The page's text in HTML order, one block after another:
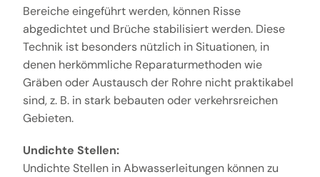
Bereiche eingeführt werden, können Risse
abgedichtet und Brüche stabilisiert werden. Diese
Technik ist besonders nützlich in Situationen, in
denen herkömmliche Reparaturmethoden wie
Gräben oder Austausch der Rohre nicht praktikabel
sind, z. B. in stark bebauten oder verkehrsreichen
Gebieten.
Undichte Stellen:
Undichte Stellen in Abwasserleitungen können zu